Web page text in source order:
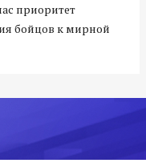
приоритет
бойцов к мирной